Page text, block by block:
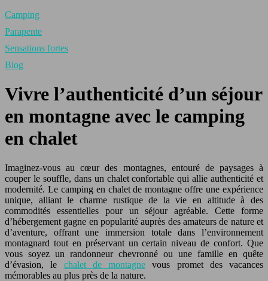
Camping
Parapente
Sensations fortes
Blog
Vivre l’authenticité d’un séjour
en montagne avec le camping
en chalet
Imaginez-vous au cœur des montagnes, entouré de paysages à
couper le souffle, dans un chalet confortable qui allie authenticité et
modernité. Le camping en chalet de montagne offre une expérience
unique, alliant le charme rustique de la vie en altitude à des
commodités essentielles pour un séjour agréable. Cette forme
d’hébergement gagne en popularité auprès des amateurs de nature et
d’aventure, offrant une immersion totale dans l’environnement
montagnard tout en préservant un certain niveau de confort. Que
vous soyez un randonneur chevronné ou une famille en quête
d’évasion, le chalet de montagne vous promet des vacances
mémorables au plus près de la nature.